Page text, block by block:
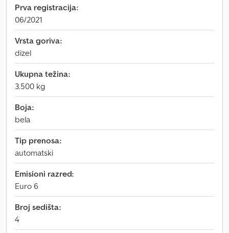
Prva registracija:
06/2021
Vrsta goriva:
dizel
Ukupna težina:
3.500 kg
Boja:
bela
Tip prenosa:
automatski
Emisioni razred:
Euro 6
Broj sedišta:
4